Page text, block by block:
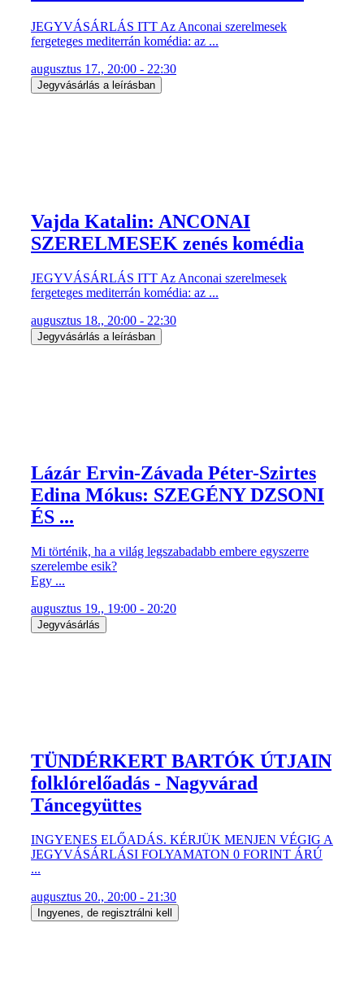
JEGYVÁSÁRLÁS ITT Az Anconai szerelmesek
fergeteges mediterrán komédia: az ...
augusztus 17., 20:00 - 22:30
Jegyvásárlás a leírásban
Vajda Katalin: ANCONAI
SZERELMESEK zenés komédia
JEGYVÁSÁRLÁS ITT Az Anconai szerelmesek
fergeteges mediterrán komédia: az ...
augusztus 18., 20:00 - 22:30
Jegyvásárlás a leírásban
Lázár Ervin-Závada Péter-Szirtes
Edina Mókus: SZEGÉNY DZSONI
ÉS ...
Mi történik, ha a világ legszabadabb embere egyszerre
szerelembe esik?
Egy ...
augusztus 19., 19:00 - 20:20
Jegyvásárlás
TÜNDÉRKERT BARTÓK ÚTJAIN
folklórelőadás - Nagyvárad
Táncegyüttes
INGYENES ELŐADÁS. KÉRJÜK MENJEN VÉGIG A
JEGYVÁSÁRLÁSI FOLYAMATON 0 FORINT ÁRÚ
...
augusztus 20., 20:00 - 21:30
Ingyenes, de regisztrálni kell